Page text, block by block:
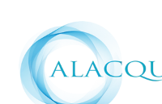
la
navegación
al
contenido